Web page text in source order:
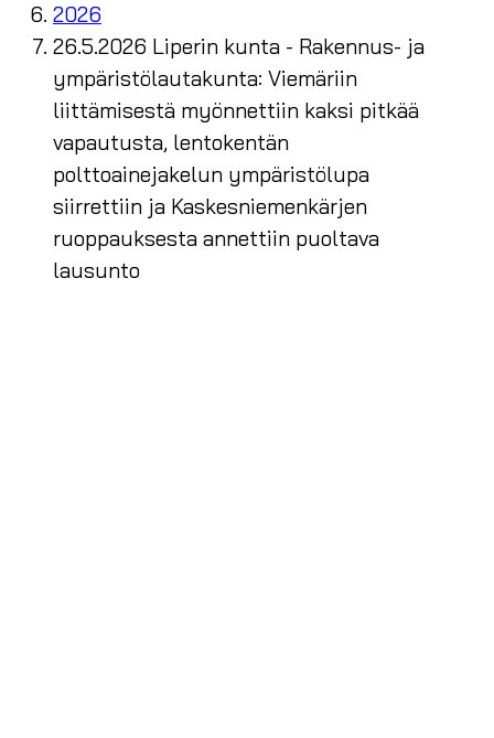
2026
26.5.2026 Liperin kunta - Rakennus- ja
ympäristölautakunta: Viemäriin
liittämisestä myönnettiin kaksi pitkää
vapautusta, lentokentän
polttoainejakelun ympäristölupa
siirrettiin ja Kaskesniemenkärjen
ruoppauksesta annettiin puoltava
lausunto